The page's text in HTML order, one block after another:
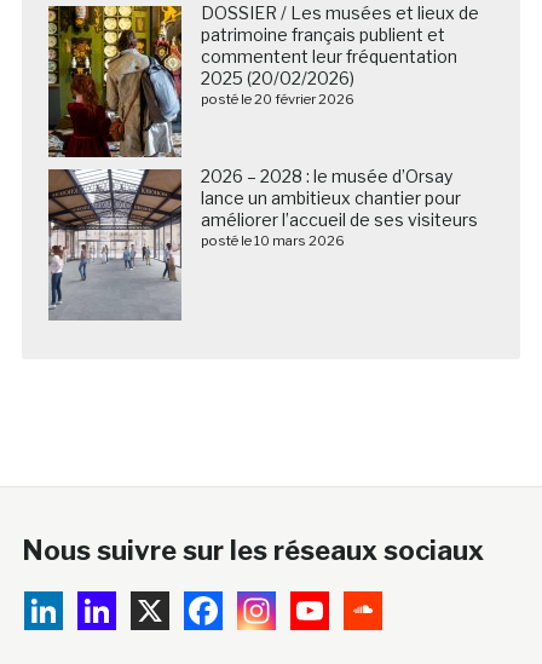
DOSSIER / Les musées et lieux de
patrimoine français publient et
commentent leur fréquentation
2025 (20/02/2026)
posté le 20 février 2026
2026 – 2028 : le musée d’Orsay
lance un ambitieux chantier pour
améliorer l’accueil de ses visiteurs
posté le 10 mars 2026
Nous suivre sur les réseaux sociaux